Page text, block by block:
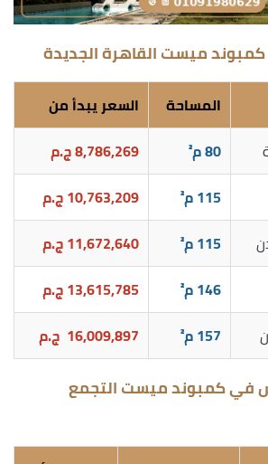
ميست القاهرة الجديدة
المساحة
السعر يبدأ من
80 م²
8,786,269 ج.م
115 م²
10,763,209 ج.م
115 م²
11,672,640 ج.م
146 م²
13,615,785 ج.م
157 م² 16,009,897 ج.م
في كمبوند ميست التجمع